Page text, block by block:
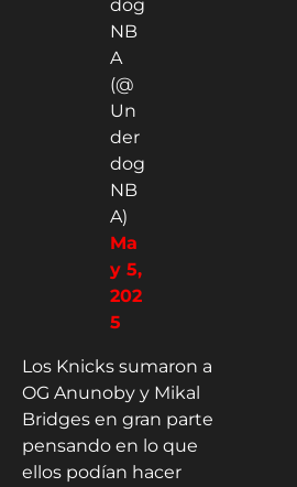
dog
NB
A
(@
Un
der
dog
NB
A)
Ma
y 5,
202
5
Los Knicks sumaron a
OG Anunoby y Mikal
Bridges en gran parte
pensando en lo que
ellos podían hacer